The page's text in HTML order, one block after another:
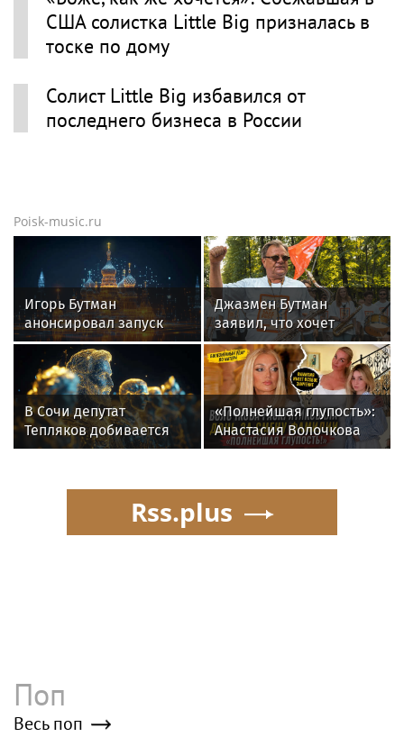
США солистка Little Big призналась в
тоске по дому
Солист Little Big избавился от
последнего бизнеса в России
Poisk-music.ru
Игорь Бутман
анонсировал запуск
первого джазового
вуза в России
Джазмен Бутман
заявил, что хочет
сделать с Долиной
новую музыкальную
программу
В Сочи депутат
Тепляков добивается
изменений в Генплан
«Полнейшая глупость»:
Анастасия Волочкова
осудила дочь за отказ
фамилии
Rss.plus
Поп
Весь поп